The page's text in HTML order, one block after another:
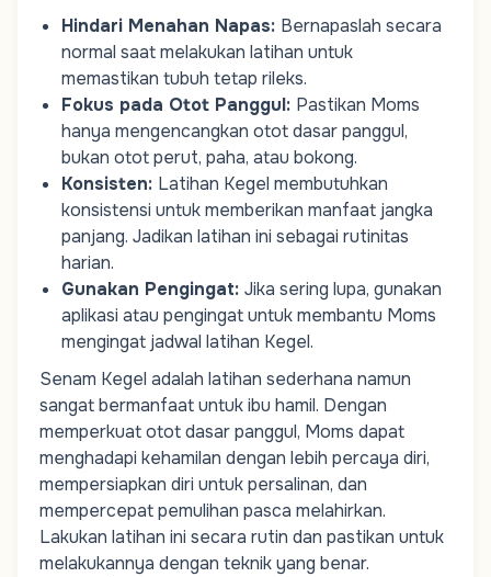
Hindari Menahan Napas: Bernapaslah secara
normal saat melakukan latihan untuk
memastikan tubuh tetap rileks.
Fokus pada Otot Panggul: Pastikan Moms
hanya mengencangkan otot dasar panggul,
bukan otot perut, paha, atau bokong.
Konsisten: Latihan Kegel membutuhkan
konsistensi untuk memberikan manfaat jangka
panjang. Jadikan latihan ini sebagai rutinitas
harian.
Gunakan Pengingat: Jika sering lupa, gunakan
aplikasi atau pengingat untuk membantu Moms
mengingat jadwal latihan Kegel.
Senam Kegel adalah latihan sederhana namun
sangat bermanfaat untuk ibu hamil. Dengan
memperkuat otot dasar panggul, Moms dapat
menghadapi kehamilan dengan lebih percaya diri,
mempersiapkan diri untuk persalinan, dan
mempercepat pemulihan pasca melahirkan.
Lakukan latihan ini secara rutin dan pastikan untuk
melakukannya dengan teknik yang benar.